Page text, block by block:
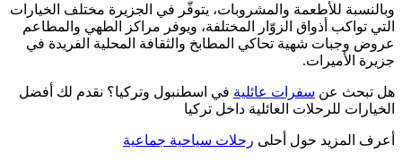
وبالنسبة للأطعمة والمشروبات، يتوفّر في الجزيرة مختلف الخيارات
التي تواكب أذواق الزوّار المختلفة، ويوفر مراكز الطهي والمطاعم
عروض وجبات شهية تحاكي المطابخ والثقافة المحلية الفريدة في
جزيرة الأميرات.
هل تبحث عن سفرات عائلية في اسطنبول وتركيا؟ نقدم لك أفضل
الخيارات للرحلات العائلية داخل تركيا
أعرف المزيد حول أحلى رحلات سياحية جماعية